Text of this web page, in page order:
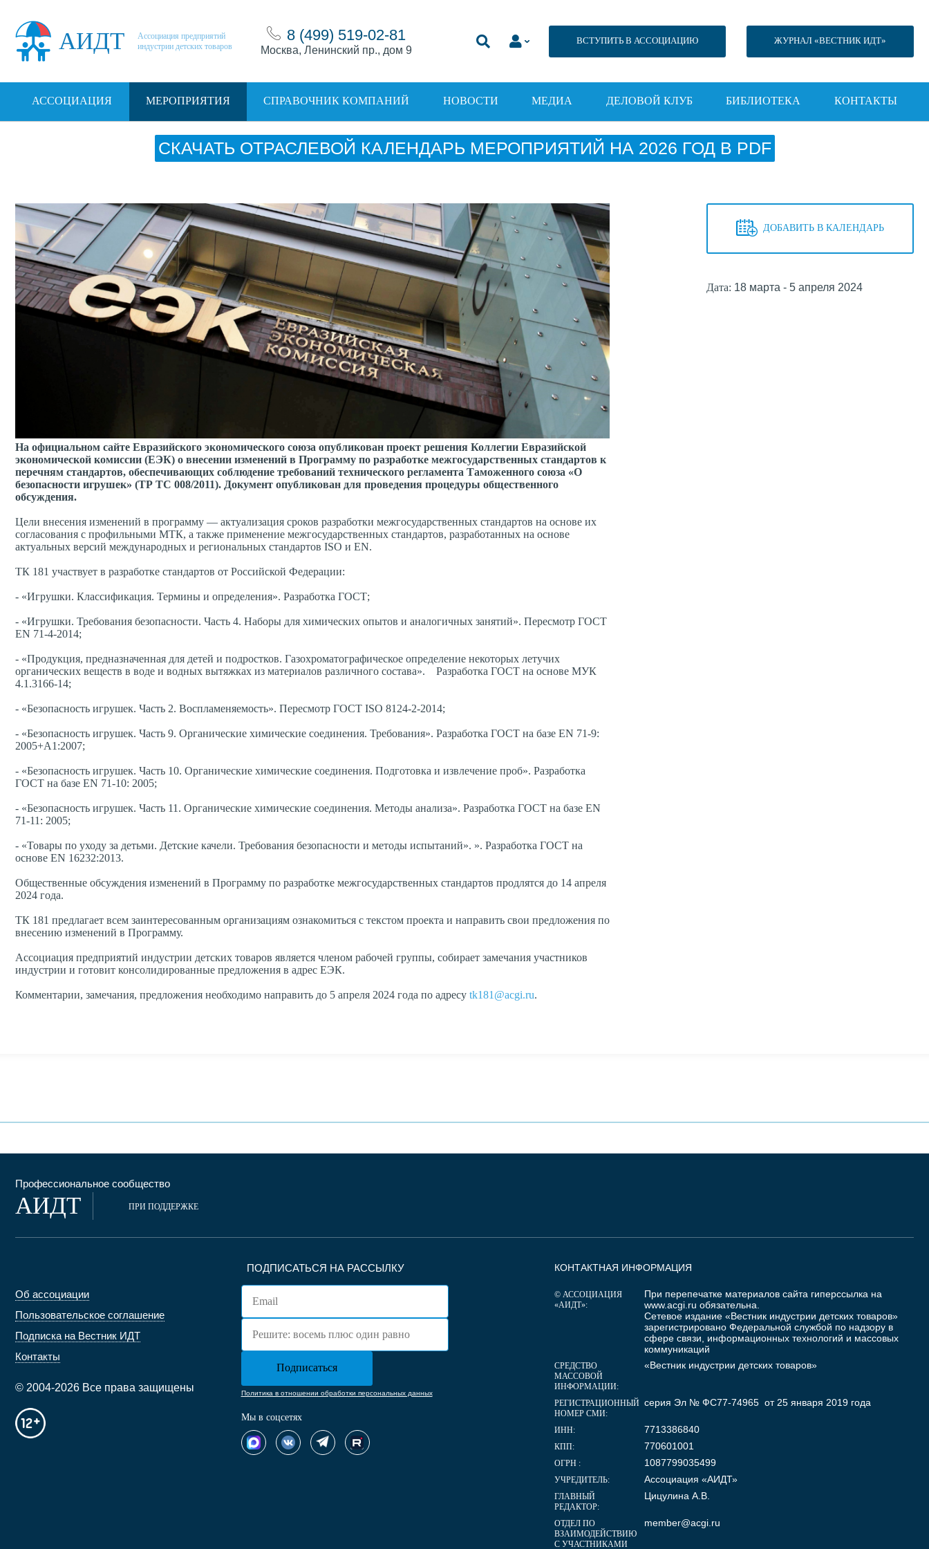
АИДТ
Ассоциация предприятий
индустрии детских товаров
8 (499) 519-02-81
Москва, Ленинский пр., дом 9
ВСТУПИТЬ В АССОЦИАЦИЮ ЖУРНАЛ «ВЕСТНИК ИДТ»
АССОЦИАЦИЯ МЕРОПРИЯТИЯ СПРАВОЧНИК КОМПАНИЙ НОВОСТИ МЕДИА ДЕЛОВОЙ КЛУБ БИБЛИОТЕКА КОНТАКТЫ
СКАЧАТЬ ОТРАСЛЕВОЙ КАЛЕНДАРЬ МЕРОПРИЯТИЙ НА 2026 ГОД В PDF
На официальном сайте Евразийского экономического союза опубликован проект решения Коллегии Евразийской
экономической комиссии (ЕЭК) о внесении изменений в Программу по разработке межгосударственных стандартов к
перечням стандартов, обеспечивающих соблюдение требований технического регламента Таможенного союза «О
безопасности игрушек» (ТР ТС 008/2011). Документ опубликован для проведения процедуры общественного
обсуждения.
Цели внесения изменений в программу — актуализация сроков разработки межгосударственных стандартов на основе их
согласования с профильными МТК, а также применение межгосударственных стандартов, разработанных на основе
актуальных версий международных и региональных стандартов ISO и EN.
ТК 181 участвует в разработке стандартов от Российской Федерации:
- «Игрушки. Классификация. Термины и определения». Разработка ГОСТ;
- «Игрушки. Требования безопасности. Часть 4. Наборы для химических опытов и аналогичных занятий». Пересмотр ГОСТ
EN 71-4-2014;
- «Продукция, предназначенная для детей и подростков. Газохроматографическое определение некоторых летучих
органических веществ в воде и водных вытяжках из материалов различного состава». Разработка ГОСТ на основе МУК
4.1.3166-14;
- «Безопасность игрушек. Часть 2. Воспламеняемость». Пересмотр ГОСТ ISO 8124-2-2014;
- «Безопасность игрушек. Часть 9. Органические химические соединения. Требования». Разработка ГОСТ на базе EN 71-9:
2005+A1:2007;
- «Безопасность игрушек. Часть 10. Органические химические соединения. Подготовка и извлечение проб». Разработка
ГОСТ на базе EN 71-10: 2005;
- «Безопасность игрушек. Часть 11. Органические химические соединения. Методы анализа». Разработка ГОСТ на базе EN
71-11: 2005;
- «Товары по уходу за детьми. Детские качели. Требования безопасности и методы испытаний». ». Разработка ГОСТ на
основе EN 16232:2013.
Общественные обсуждения изменений в Программу по разработке межгосударственных стандартов продлятся до 14 апреля
2024 года.
ТК 181 предлагает всем заинтересованным организациям ознакомиться с текстом проекта и направить свои предложения по
внесению изменений в Программу.
Ассоциация предприятий индустрии детских товаров является членом рабочей группы, собирает замечания участников
индустрии и готовит консолидированные предложения в адрес ЕЭК.
Комментарии, замечания, предложения необходимо направить до 5 апреля 2024 года по адресу tk181@acgi.ru.
ДОБАВИТЬ В КАЛЕНДАРЬ
Дата: 18 марта - 5 апреля 2024
Профессиональное сообщество
АИДТ ПРИ ПОДДЕРЖКЕ
Об ассоциации
Пользовательское соглашение
Подписка на Вестник ИДТ
Контакты
© 2004-2026 Все права защищены
ПОДПИСАТЬСЯ НА РАССЫЛКУ
Политика в отношении обработки персональных данных
Мы в соцсетях
КОНТАКТНАЯ ИНФОРМАЦИЯ
© АССОЦИАЦИЯ
«АИДТ»:
При перепечатке материалов сайта гиперссылка на
www.acgi.ru обязательна.
Сетевое издание «Вестник индустрии детских товаров»
зарегистрировано Федеральной службой по надзору в
сфере связи, информационных технологий и массовых
коммуникаций
СРЕДСТВО
МАССОВОЙ
ИНФОРМАЦИИ:
«Вестник индустрии детских товаров»
РЕГИСТРАЦИОННЫЙ
НОМЕР СМИ:
серия Эл № ФС77-74965 от 25 января 2019 года
ИНН: 7713386840
КПП: 770601001
ОГРН : 1087799035499
УЧРЕДИТЕЛЬ: Ассоциация «АИДТ»
ГЛАВНЫЙ
РЕДАКТОР:
Цицулина А.В.
ОТДЕЛ ПО
ВЗАИМОДЕЙСТВИЮ
С УЧАСТНИКАМИ
member@acgi.ru